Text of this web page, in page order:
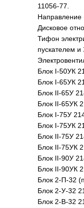
11056-77.
Направление
Дисковое
Тифон
пускателем
Блок I-50УК
Блок I-65УК
Блок II-65У
Блок II-65УК
Блок I-75У
Блок I-75УК
Блок II-75У
Блок II-75УК
Блок II-90У
Блок II-90УК
Блок 2-П-32
Блок 2-У-32
Блок 2-В-32